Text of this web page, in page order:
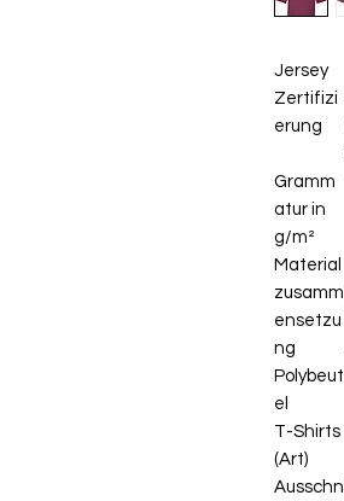
Jersey
Zertifizi
erung
Gramm
atur in
g/m²
Material
zusamm
ensetzu
ng
Polybeut
el
T-Shirts
(Art)
Ausschn